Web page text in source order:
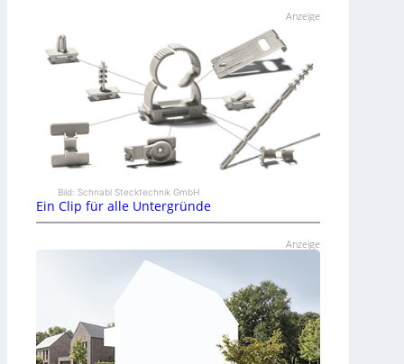
Anzeige
Bild: Schnabl Stecktechnik GmbH
Ein Clip für alle Untergründe
Anzeige